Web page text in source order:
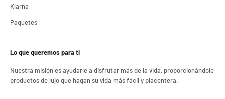
Klarna
Paquetes
Lo que queremos para ti
Nuestra misión es ayudarle a disfrutar más de la vida, proporcionándole
productos de lujo que hagan su vida más fácil y placentera.